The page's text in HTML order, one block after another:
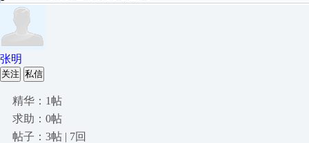
张明
关注 私信
精华：1帖
求助：0帖
帖子：3帖 | 7回